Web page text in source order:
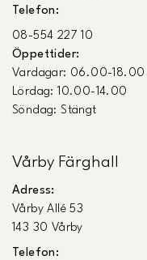
Telefon:
08-554 227 10
Öppettider:
Vardagar: 06.00-18.00
Lördag: 10.00-14.00
Söndag: Stängt
Vårby Färghall
Adress:
Vårby Allé 53
143 30 Vårby
Telefon: